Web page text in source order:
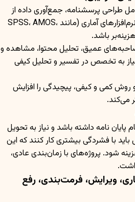
طراحی پرسشنامه، جمع‌آوری داده از
جامعه آماری بزرگ و تحلیل با نرم‌افزارهای آماری (مانند SPSS، AMOS،
عمیق، تحلیل محتوا، مشاهده و
به تخصص در تفسیر و تحلیل کیفی
کمی و کیفی، پیچیدگی را افزایش
می‌کند.
پایان نامه داشته باشد و نیاز به تحویل
با فشردگی بیشتری کار کنند که این
شود. پروژه‌های با زمان‌بندی عادی،
ویرایش، فرمت‌بندی، رفع